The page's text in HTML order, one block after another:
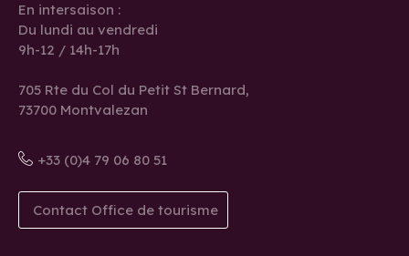
En intersaison :
Du lundi au vendredi
9h-12 / 14h-17h
705 Rte du Col du Petit St Bernard,
73700 Montvalezan
+33 (0)4 79 06 80 51
Contact Office de tourisme